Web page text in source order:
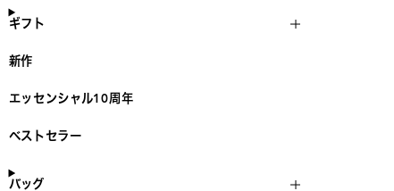
ギフト
新作
エッセンシャル10周年
ベストセラー
バッグ